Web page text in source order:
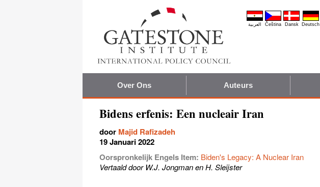
العربية Čeština Dansk Deutsch
Over Ons Auteurs
Bidens erfenis: Een nucleair Iran
door Majid Rafizadeh
19 Januari 2022
Oorspronkelijk Engels Item: Biden's Legacy: A Nuclear Iran
Vertaald door W.J. Jongman en H. Sleijster